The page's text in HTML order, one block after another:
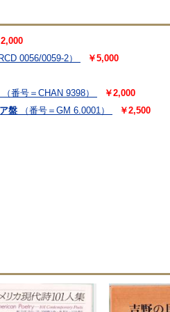
2,000
0056/0059-2）
￥5,000
（番号＝CHAN 9398）
￥2,000
盤
（番号＝GM 6.0001）
￥2,500